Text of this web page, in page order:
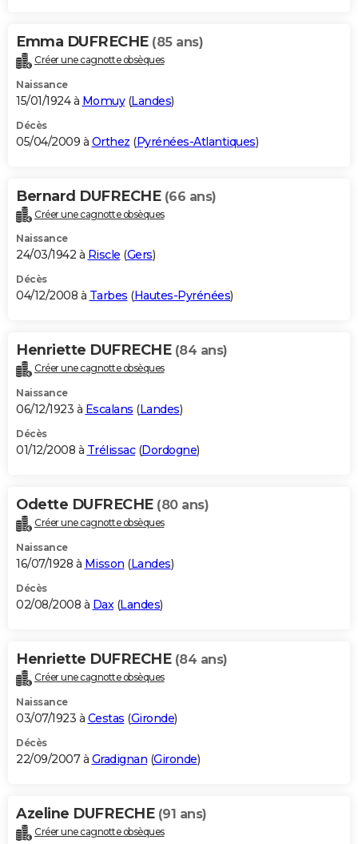
Emma DUFRECHE (85 ans)
Créer une cagnotte obsèques
Naissance
15/01/1924 à Momuy(Landes)
Décès
05/04/2009 à Orthez (Pyrénées-Atlantiques)
Bernard DUFRECHE (66 ans)
Créer une cagnotte obsèques
Naissance
24/03/1942 à Riscle (Gers)
Décès
04/12/2008 à Tarbes (Hautes-Pyrénées)
Henriette DUFRECHE (84 ans)
Créer une cagnotte obsèques
Naissance
06/12/1923 à Escalans (Landes)
Décès
01/12/2008 à Trélissac(Dordogne)
Odette DUFRECHE (80 ans)
Créer une cagnotte obsèques
Naissance
16/07/1928 à Misson (Landes)
Décès
02/08/2008 à Dax(Landes)
Henriette DUFRECHE (84 ans)
Créer une cagnotte obsèques
Naissance
03/07/1923 à Cestas (Gironde)
Décès
22/09/2007 à Gradignan (Gironde)
Azeline DUFRECHE (91 ans)
Créer une cagnotte obsèques